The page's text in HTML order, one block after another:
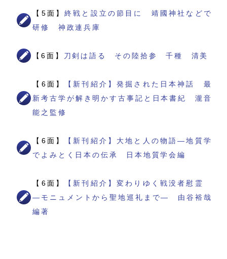
【5面】終戦と設立の節目に 靖國神社などで
研修 神政連兵庫
【6面】 刀剣は語る その陸拾参 千種 清美
【6面】
【新刊紹介】発掘された日本神話 最
新考古学が解き明かす古事記と日本書紀 瀧音
能之監修
【6面】
【新刊紹介】大地と人の物語―地質学
でよみとく日本の伝承 日本地質学会編
【6面】
【新刊紹介】変わりゆく戦没者慰霊
―モニュメントから聖地巡礼まで― 由谷裕哉
編著